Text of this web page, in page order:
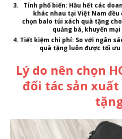
Tính phổ biến: Hầu hết các
khác nhau tại Việt Nam
chọn balo túi xách quà tặng
quảng bá, khuyến
Tiết kiệm chi phí: So với ngân
quà tặng luôn được tối ưu
Lý do nên chọn
đối tác sản